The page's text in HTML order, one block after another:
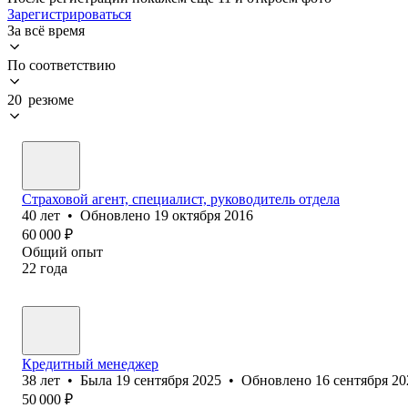
Зарегистрироваться
За всё время
По соответствию
20 резюме
Страховой агент, специалист, руководитель отдела
40 лет • Обновлено 19 октября 2016
60 000 ₽
Общий опыт
22 года
Кредитный менеджер
38 лет • Была 19 сентября 2025 • Обновлено 16 сентября
50 000 ₽